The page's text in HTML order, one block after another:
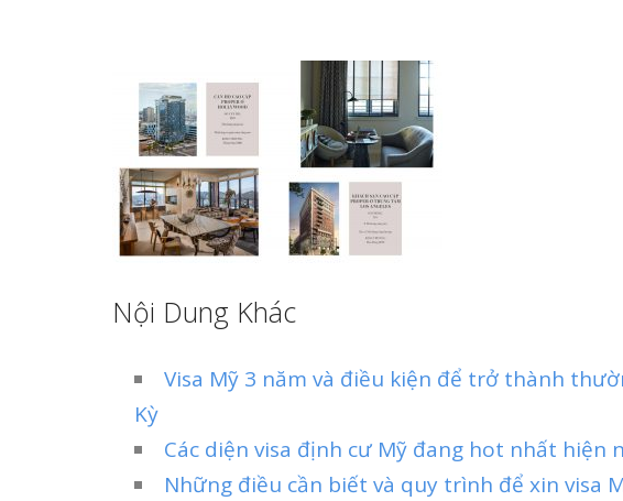
Nội Dung Khác
Visa Mỹ 3 năm và điều kiện để trở thành
Kỳ
Các diện visa định cư Mỹ đang hot nhất hiện
Những điều cần biết và quy trình để xin visa